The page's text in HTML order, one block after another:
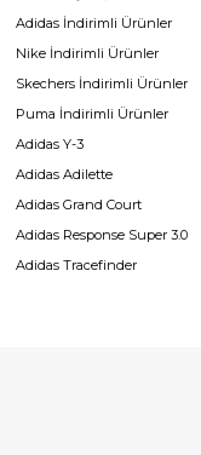
Adidas İndirimli Ürünler
Nike İndirimli Ürünler
Skechers İndirimli Ürünler
Puma İndirimli Ürünler
Adidas Y-3
Adidas Adilette
Adidas Grand Court
Adidas Response Super 3.0
Adidas Tracefinder